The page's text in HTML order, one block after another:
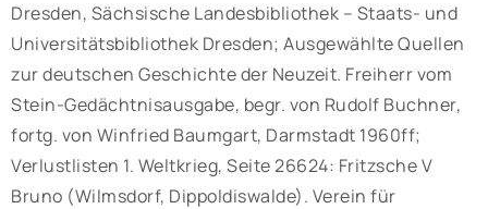
Dresden, Sächsische Landesbibliothek – Staats- und
Universitätsbibliothek Dresden; Ausgewählte Quellen
zur deutschen Geschichte der Neuzeit. Freiherr vom
Stein-Gedächtnisausgabe, begr. von Rudolf Buchner,
fortg. von Winfried Baumgart, Darmstadt 1960ff;
Verlustlisten 1. Weltkrieg, Seite 26624: Fritzsche V
Bruno (Wilmsdorf, Dippoldiswalde). Verein für